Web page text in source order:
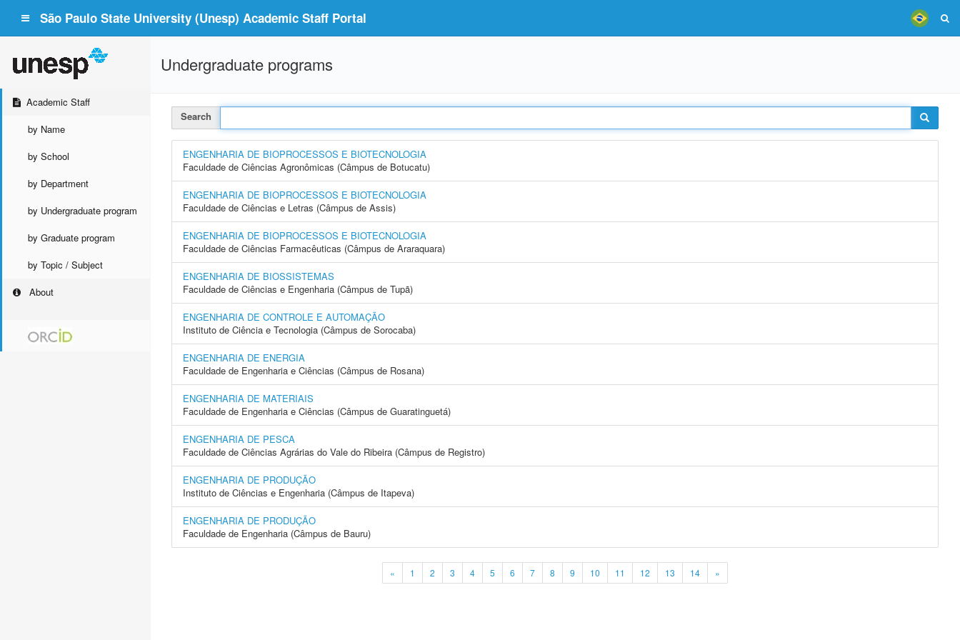
São Paulo State University (Unesp) Academic Staff Portal
Academic Staff
by Name
by School
by Department
by Undergraduate program
by Graduate program
by Topic / Subject
About
Undergraduate programs
Search
ENGENHARIA DE BIOPROCESSOS E BIOTECNOLOGIA
Faculdade de Ciências Agronômicas (Câmpus de Botucatu)
ENGENHARIA DE BIOPROCESSOS E BIOTECNOLOGIA
Faculdade de Ciências e Letras (Câmpus de Assis)
ENGENHARIA DE BIOPROCESSOS E BIOTECNOLOGIA
Faculdade de Ciências Farmacêuticas (Câmpus de Araraquara)
ENGENHARIA DE BIOSSISTEMAS
Faculdade de Ciências e Engenharia (Câmpus de Tupã)
ENGENHARIA DE CONTROLE E AUTOMAÇÃO
Instituto de Ciência e Tecnologia (Câmpus de Sorocaba)
ENGENHARIA DE ENERGIA
Faculdade de Engenharia e Ciências (Câmpus de Rosana)
ENGENHARIA DE MATERIAIS
Faculdade de Engenharia e Ciências (Câmpus de Guaratinguetá)
ENGENHARIA DE PESCA
Faculdade de Ciências Agrárias do Vale do Ribeira (Câmpus de Registro)
ENGENHARIA DE PRODUÇÃO
Instituto de Ciências e Engenharia (Câmpus de Itapeva)
ENGENHARIA DE PRODUÇÃO
Faculdade de Engenharia (Câmpus de Bauru)
« 1 2 3 4 5 6 7 8 9 10 11 12 13 14 »